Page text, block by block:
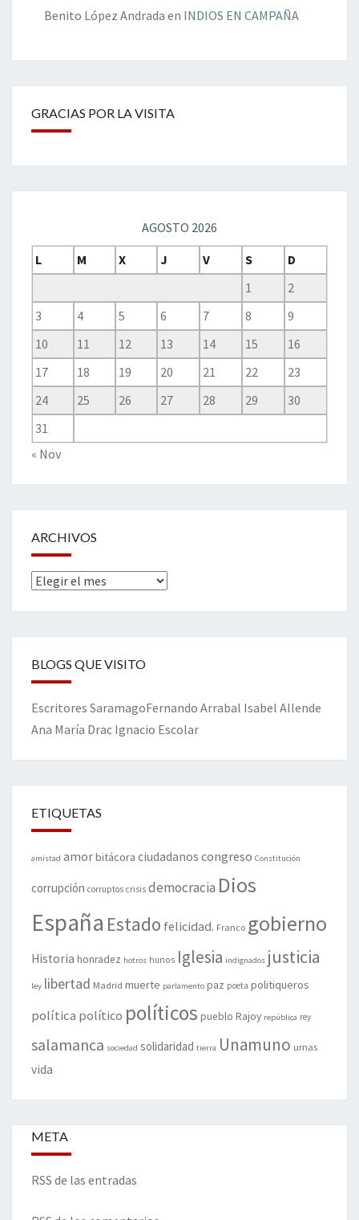
Benito López Andrada en INDIOS EN CAMPAÑA
GRACIAS POR LA VISITA
AGOSTO 2026
L
M X J V S
D
1
2
3
4 5 6 7 8
9
10
11 12 13 14 15
16
17
18 19 20 21 22
23
24
25 26 27 28 29
30
31
« Nov
ARCHIVOS
Archivos
BLOGS QUE VISITO
Escritores SaramagoFernando Arrabal Isabel Allende
Ana María Drac Ignacio Escolar
ETIQUETAS
amistad amorbitácora ciudadanos congreso Constitución
corrupción corruptos crisis democracia Dios
España Estado felicidad. Franco gobierno
Historia honradez hotros hunos Iglesia indignados justicia
ley libertad Madrid muerte parlamento paz poeta politiqueros
política político políticos pueblo Rajoy república rey
salamanca sociedad solidaridad tierra Unamuno urnas
vida
META
RSS de las entradas